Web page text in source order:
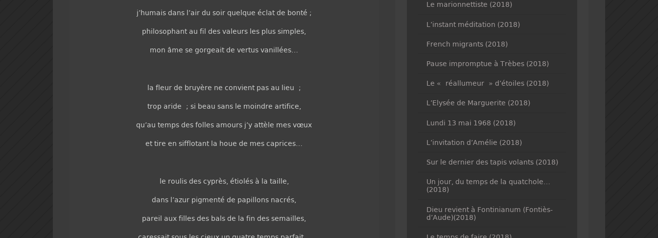
j’humais dans l’air du soir quelque éclat de bonté ;
philosophant au fil des valeurs les plus simples,
mon âme se gorgeait de vertus vanillées…
la fleur de bruyère ne convient pas au lieu ;
trop aride ; si beau sans le moindre artifice,
qu’au temps des folles amours j’y attèle mes vœux
et tire en sifflotant la houe de mes caprices…
le roulis des cyprès, étiolés à la taille,
dans l’azur pigmenté de papillons nacrés,
pareil aux filles des bals de la fin des semailles,
Le marionnettiste (2018)
L’instant méditation (2018)
French migrants (2018)
Pause impromptue à Trèbes (2018)
Le « réallumeur » d’étoiles (2018)
L’Elysée de Marguerite (2018)
Lundi 13 mai 1968 (2018)
L’invitation d’Amélie (2018)
Sur le dernier des tapis volants (2018)
Un jour, du temps de la quatchole…
(2018)
Dieu revient à Fontinianum (Fontiès-
d’Aude)(2018)